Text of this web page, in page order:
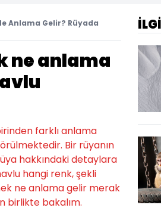
Anlama Gelir? Rüyada
ne anlama
farklı anlama
Bir rüyanın
hakkındaki detaylara
hangi renk, şekli
ne anlama gelir merak
birlikte bakalım.